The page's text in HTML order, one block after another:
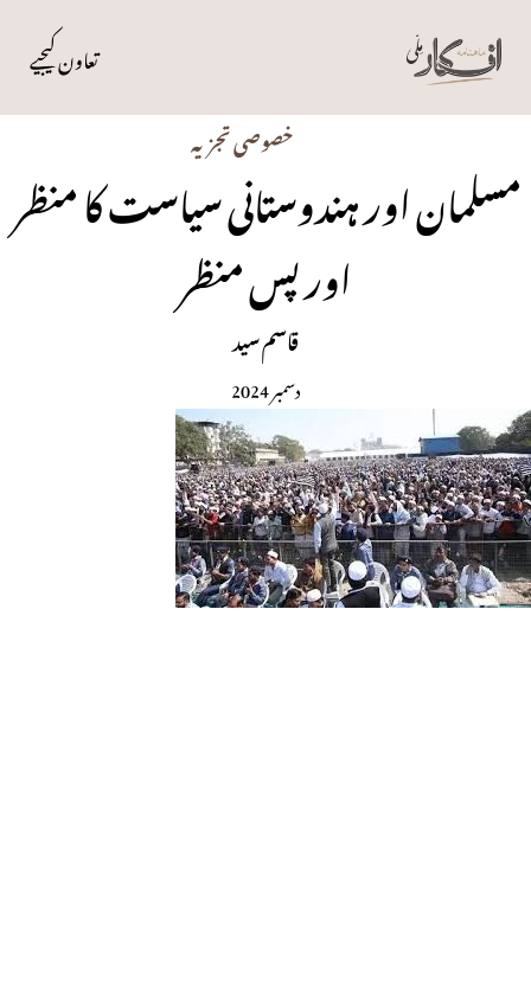
تعاون کیجیے
خصوصی تجزیہ
مسلمان اور ہندوستانی سیاست کا منظر
اور پس منظر
قاسم سید
دسمبر 2024